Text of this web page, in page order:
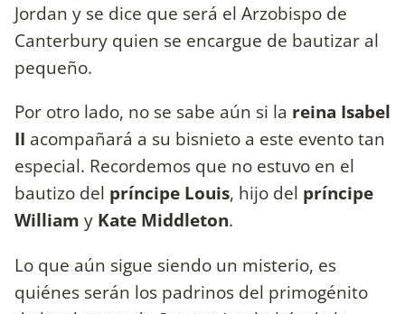
Jordan y se dice que será el Arzobispo de
Canterbury quien se encargue de bautizar al
pequeño.
Por otro lado, no se sabe aún si la reina Isabel
II acompañará a su bisnieto a este evento tan
especial. Recordemos que no estuvo en el
bautizo del príncipe Louis, hijo del príncipe
William y Kate Middleton.
Lo que aún sigue siendo un misterio, es
quiénes serán los padrinos del primogénito